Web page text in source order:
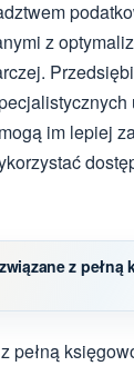
z
im lepiej
z pełną
pełną